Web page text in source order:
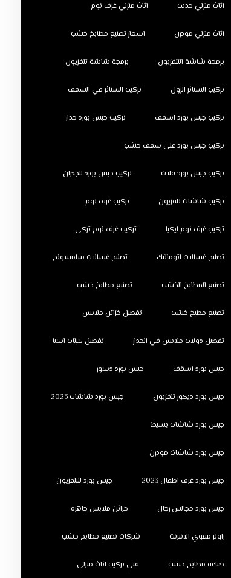
اثاث منزلي حديث اثاث منزلي غرف نوم
اثاث منزلي مودرن اسعار تصنيع مطابخ خشب
برمجة شاشة التلفزيون برمجة شاشة تلفزيون
تركيب الستائر الرول تركيب الستائر في السقف
تركيب جبس بورد اسقف تركيب جبس بورد جدار
تركيب جبس بورد على سقف خشب
تركيب جبس بورد فلات تركيب جبس بورد للجدران
تركيب شاشات تلفزيون تركيب غرف نوم
تركيب غرف نوم ايكيا تركيب غرف نوم تركي
تصليح غسالات اتوماتيك تصليح غسالات سامسونج
تصنيع المطابخ الخشب تصنيع مطابخ خشب
تصنيع مطبخ خشب تفصيل خزائن ملابس
تفصيل دولاب ملابس في الجدار تفصيل كبتات ايكيا
جبس بورد اسقف جبس بورد ديكور
جبس بورد ديكور تلفزيون جبس بورد شاشات 2023
جبس بورد شاشات بسيط
جبس بورد شاشات مودرن
جبس بورد غرف اطفال 2023 جبس بورد للتلفزيون
جبس بورد مجالس رجال خزائن ملابس جاهزة
راوتر مقوي الانترنت شركات تصنيع مطابخ خشب
صناعة مطابخ خشب فني تركيب اثاث منزلي